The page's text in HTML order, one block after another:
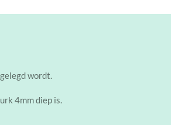
wordt.
4mm diep is.